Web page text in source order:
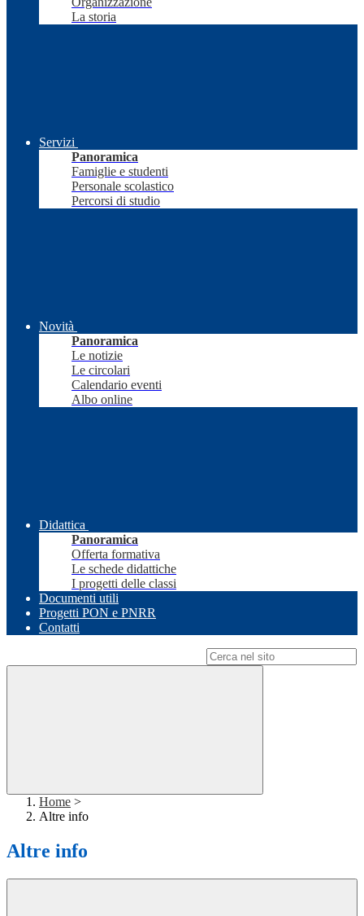
La storia
Servizi
Panoramica
Famiglie e studenti
Personale scolastico
Percorsi di studio
Novità
Panoramica
Le notizie
Le circolari
Calendario eventi
Albo online
Didattica
Panoramica
Offerta formativa
Le schede didattiche
I progetti delle classi
Documenti utili
Progetti PON e PNRR
Contatti
Home >
Altre info
Altre info